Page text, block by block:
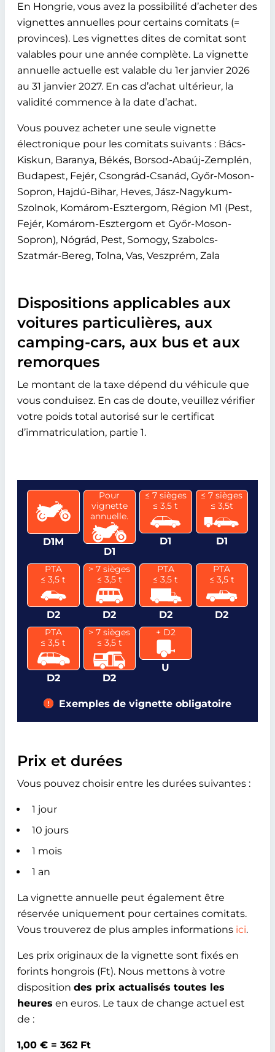
En Hongrie, vous avez la possibilité d’acheter des
vignettes annuelles pour certains comitats (=
provinces). Les vignettes dites de comitat sont
valables pour une année complète. La vignette
annuelle actuelle est valable du 1er janvier 2026
au 31 janvier 2027. En cas d’achat ultérieur, la
validité commence à la date d’achat.
Vous pouvez acheter une seule vignette
électronique pour les comitats suivants : Bács-
Kiskun, Baranya, Békés, Borsod-Abaúj-Zemplén,
Budapest, Fejér, Csongrád-Csanád, Győr-Moson-
Sopron, Hajdú-Bihar, Heves, Jász-Nagykum-
Szolnok, Komárom-Esztergom, Région M1 (Pest,
Fejér, Komárom-Esztergom et Győr-Moson-
Sopron), Nógrád, Pest, Somogy, Szabolcs-
Szatmár-Bereg, Tolna, Vas, Veszprém, Zala
Dispositions applicables aux
voitures particulières, aux
camping-cars, aux bus et aux
remorques
Le montant de la taxe dépend du véhicule que
vous conduisez. En cas de doute, veuillez vérifier
votre poids total autorisé sur le certificat
d’immatriculation, partie 1.
D1M
Pour
vignette
annuelle.
D1
≤ 7 sièges
≤ 3,5 t
D1
≤ 7 sièges
≤ 3,5t
D1
PTA
≤ 3,5 t
D2
> 7 sièges
≤ 3,5 t
D2
PTA
≤ 3,5 t
D2
PTA
≤ 3,5 t
D2
PTA
≤ 3,5 t
D2
> 7 sièges
≤ 3,5 t
D2
+ D2
U
Exemples de vignette obligatoire
Prix et durées
Vous pouvez choisir entre les durées suivantes :
1 jour
10 jours
1 mois
1 an
La vignette annuelle peut également être
réservée uniquement pour certaines comitats.
Vous trouverez de plus amples informations ici.
Les prix originaux de la vignette sont fixés en
forints hongrois (Ft). Nous mettons à votre
disposition des prix actualisés toutes les
heures en euros. Le taux de change actuel est
de :
1,00 € = 362 Ft